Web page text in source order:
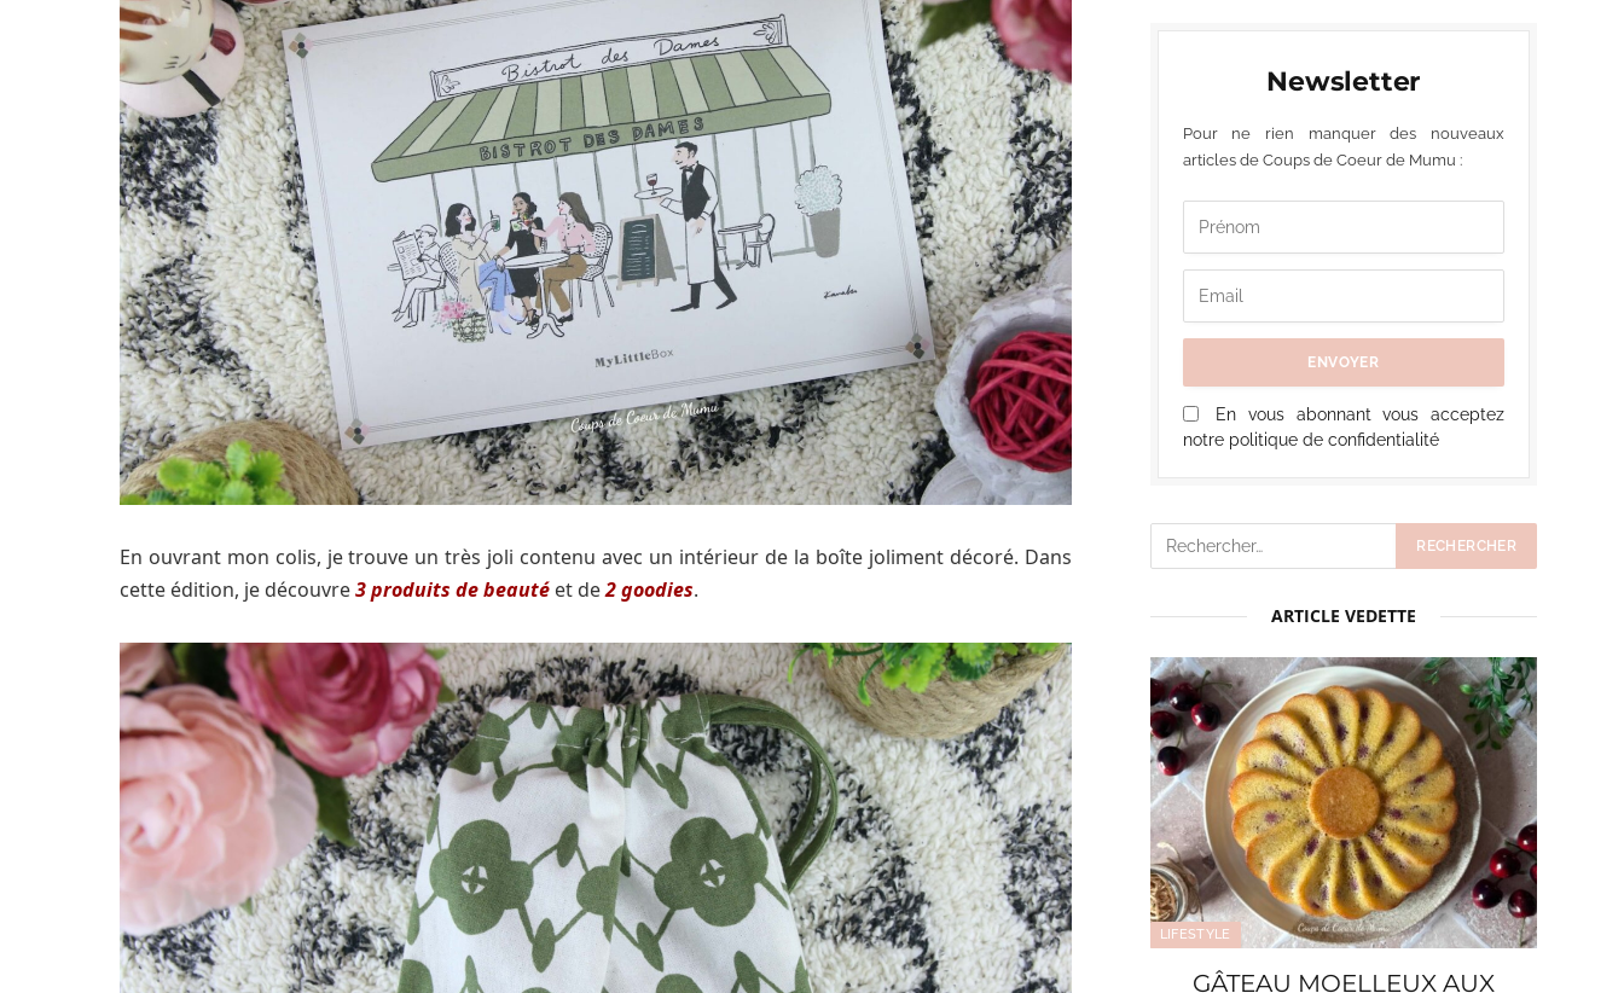
En ouvrant mon colis, je trouve un très joli contenu avec un intérieur de la boîte joliment décoré. Dans
cette édition, je découvre3 produits de beautéet de2 goodies.
Newsletter
Pour ne rien manquer des nouveaux
articles de Coups de Coeur de Mumu :
En vous abonnant vous acceptez
notre politique de confidentialité
ARTICLE VEDETTE
LIFESTYLE
GÂTEAU MOELLEUX AUX